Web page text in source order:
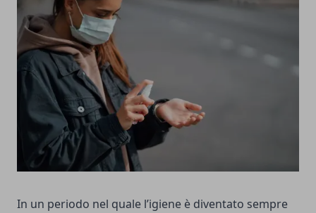
In un periodo nel quale l’igiene è diventato sempre